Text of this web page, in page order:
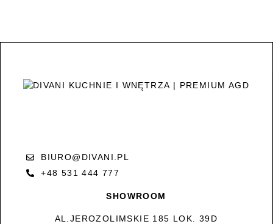
BIURO@DIVANI.PL
+48 531 444 777
SHOWROOM
AL.JEROZOLIMSKIE 185 LOK. 39D